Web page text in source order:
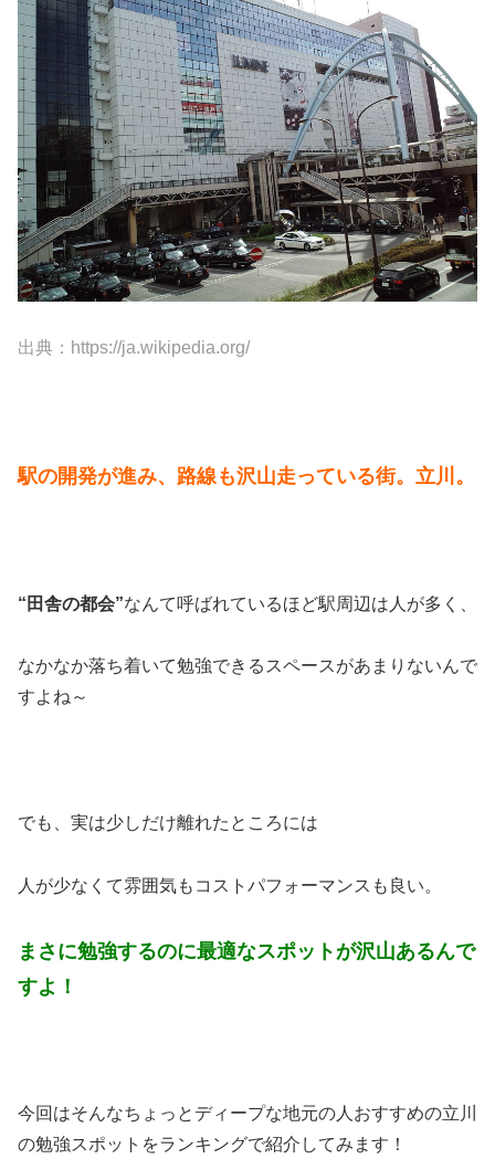
出典：https://ja.wikipedia.org/
駅の開発が進み、路線も沢山走っている街。立川。
“田舎の都会”なんて呼ばれているほど駅周辺は人が多く、
なかなか落ち着いて勉強できるスペースがあまりないんで
すよね～
でも、実は少しだけ離れたところには
人が少なくて雰囲気もコストパフォーマンスも良い。
まさに勉強するのに最適なスポットが沢山あるんで
すよ！
今回はそんなちょっとディープな地元の人おすすめの立川
の勉強スポットをランキングで紹介してみます！